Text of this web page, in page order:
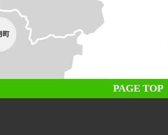
PAGE TOP